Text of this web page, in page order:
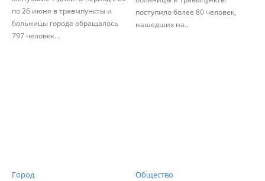
по 26 июня в травмпункты и
больницы города обращалось
797 человек...
поступило более 80 человек,
нашедших на...
Город Общество